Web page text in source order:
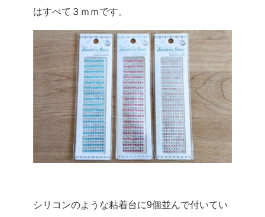
はすべて３ｍｍです。
シリコンのような粘着台に9個並んで付いてい